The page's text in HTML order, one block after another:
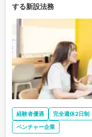
する新設法務
経験者優遇 完全週休2日制
ベンチャー企業